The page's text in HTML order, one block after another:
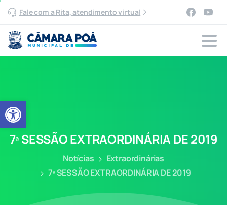
Abrir a barra de ferramentas
Fale com a Rita, atendimento virtual
7ªSESSÃOEXTRAORDINÁRIA DE2019
Notícias
Extraordinárias
7ª SESSÃO EXTRAORDINÁRIA DE 2019